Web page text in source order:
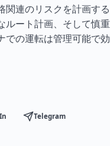
関連のリスクを計画する
ルート計画、そして慎重
での運転は管理可能で効
Telegram